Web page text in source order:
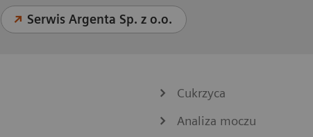
Serwis Argenta Sp. z o.o.
Cukrzyca
Analiza moczu